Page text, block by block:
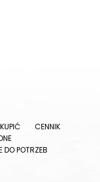
CENNIK
DO POTRZEB